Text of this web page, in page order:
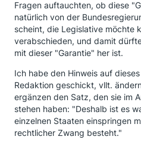
Fragen auftauchten, ob diese
natürlich von der
scheint, die Legislative möchte
verabschieden, und damit
mit dieser "Garantie" her ist.
Ich habe den Hinweis auf
Redaktion geschickt, vllt.
ergänzen den Satz, den sie im
stehen haben: "Deshalb ist es
einzelnen Staaten einspringen
rechtlicher Zwang besteht."